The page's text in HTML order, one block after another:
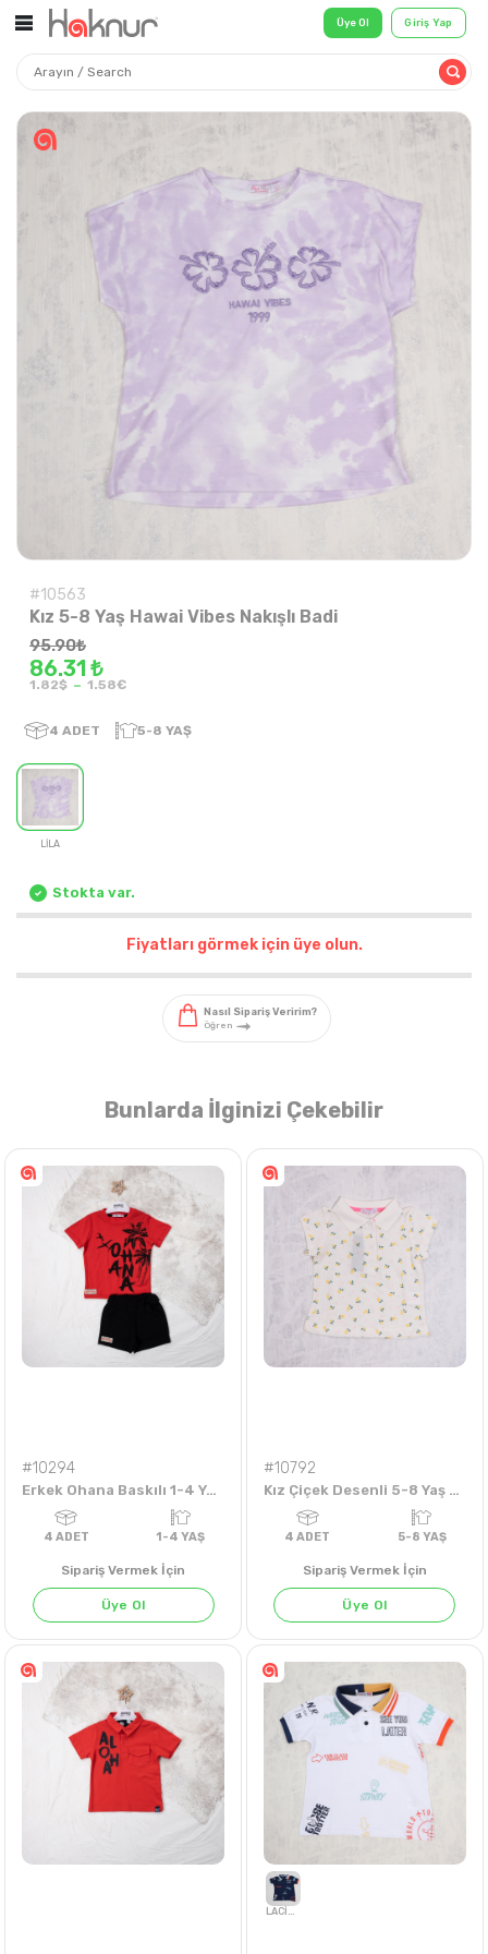
Üye Ol
#10563
Kız 5-8 Yaş Hawai Vibes Nakışlı Badi
95.90₺
86.31 ₺
1.82$ - 1.58€
4 ADET 5-8 YAŞ
LİLA
Stokta var.
Fiyatları görmek için üye olun.
Nasıl Sipariş Veririm?
Bunlarda İlginizi Çekebilir
#10294
Erkek Ohana Baskılı 1-4 Yaş Takım
4 1-4 YAŞ
Sipariş Vermek İçin
Üye Ol
#10792
Kız Çiçek Desenli 5-8 Yaş Lacoste Badi
4 ADET
Sipariş Vermek İçin
Üye Ol